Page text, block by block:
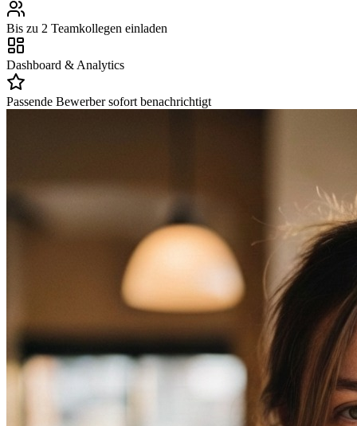
Bis zu 2 Teamkollegen einladen
Dashboard & Analytics
Passende Bewerber sofort benachrichtigt